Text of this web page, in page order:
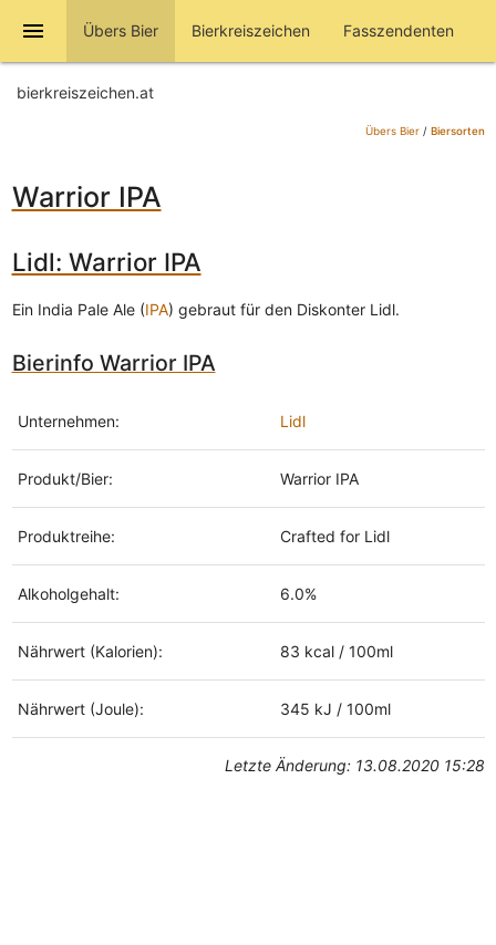
menu Übers Bier Bierkreiszeichen Fasszendenten
bierkreiszeichen.at
Übers Bier/ Biersorten
Warrior IPA
Lidl: Warrior IPA
Ein India Pale Ale (IPA) gebraut für den Diskonter Lidl.
Bierinfo Warrior IPA
Unternehmen: Lidl
Produkt/Bier: Warrior IPA
Produktreihe: Crafted for Lidl
Alkoholgehalt: 6.0%
Nährwert (Kalorien): 83 kcal / 100ml
Nährwert (Joule): 345 kJ / 100ml
Letzte Änderung: 13.08.2020 15:28